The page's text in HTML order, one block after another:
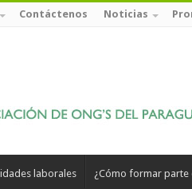
Contáctenos Noticias
laborales ¿Cómo formar parte